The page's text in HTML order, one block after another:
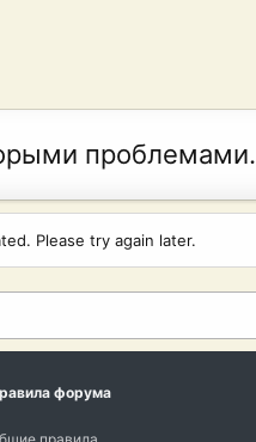
проблемами.
Please try again later.
форума